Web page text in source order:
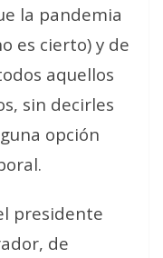
la pandemia
es cierto) y de
aquellos
sin decirles
opción
presidente
de